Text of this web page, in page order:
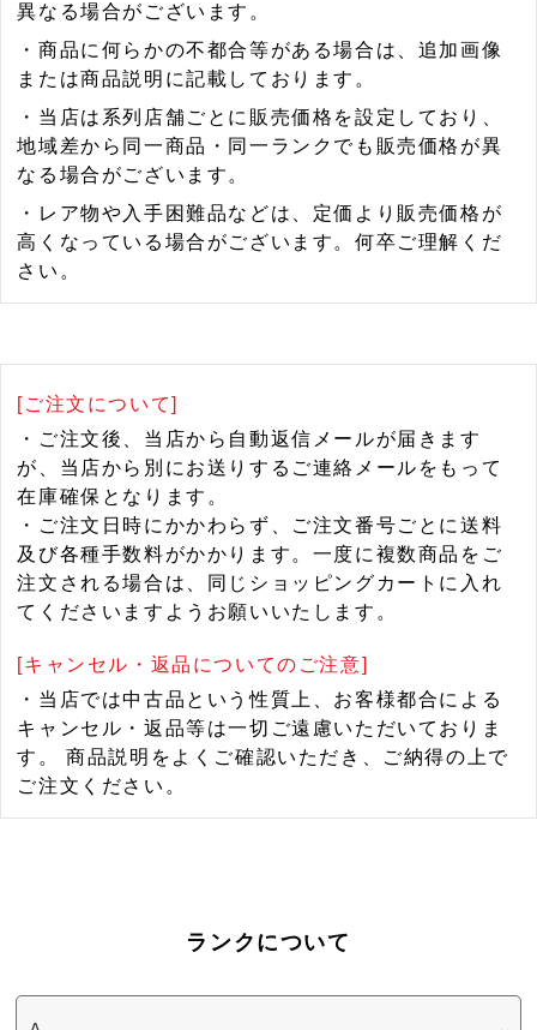
異なる場合がございます。
・商品に何らかの不都合等がある場合は、追加画像
または商品説明に記載しております。
・当店は系列店舗ごとに販売価格を設定しており、
地域差から同一商品・同一ランクでも販売価格が異
なる場合がございます。
・レア物や入手困難品などは、定価より販売価格が
高くなっている場合がございます。何卒ご理解くだ
さい。
[ご注文について]
・ご注文後、当店から自動返信メールが届きます
が、当店から別にお送りするご連絡メールをもって
在庫確保となります。
・ご注文日時にかかわらず、ご注文番号ごとに送料
及び各種手数料がかかります。一度に複数商品をご
注文される場合は、同じショッピングカートに入れ
てくださいますようお願いいたします。
[キャンセル・返品についてのご注意]
・当店では中古品という性質上、お客様都合による
キャンセル・返品等は一切ご遠慮いただいておりま
す。 商品説明をよくご確認いただき、ご納得の上で
ご注文ください。
ランクについて